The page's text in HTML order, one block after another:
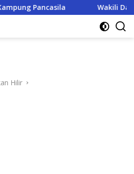
Dan Unit Intel Kodim 0321/
Hilir